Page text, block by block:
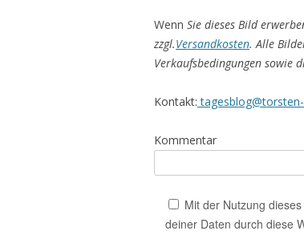
Wenn Sie dieses Bild
zzgl.Versandkosten. Alle
Verkaufsbedingungen sowie
Kontakt:
Kommentar
Mit der Nutzung
deiner Daten durch diese